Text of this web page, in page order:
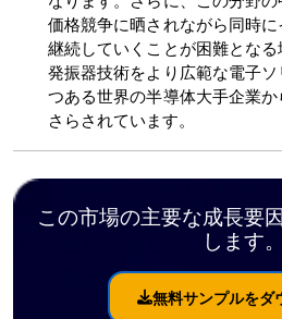
価格競争に晒されながら同時
継続していくことが困難となる
発振器技術をより広範な電子
つある世界の半導体大手企業
さらされています。
この市場の主要な成長要
します。
無料サンプルをダ